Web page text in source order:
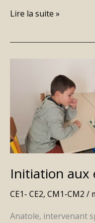
Lire la suite »
Initiation aux
CE1- CE2, CM1-CM2 /
Anatole, intervenant